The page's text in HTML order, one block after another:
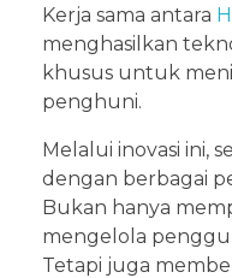
Kerja sama antara
menghasilkan
khusus untuk
penghuni.
Melalui inovasi ini,
dengan berbagai
Bukan hanya
mengelola
Tetapi juga